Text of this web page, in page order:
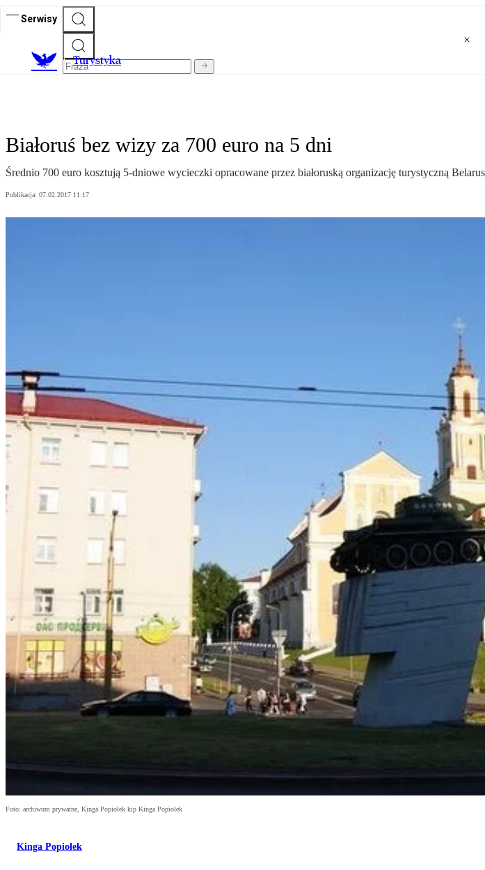
Serwisy
Turystyka
Białoruś bez wizy za 700 euro na 5 dni
Średnio 700 euro kosztują 5-dniowe wycieczki opracowane przez białoruską organizację turystyczną
Publikacja: 07.02.2017 11:17
Foto: archiwum prywatne, Kinga Popiołek kip Kinga Popiołek
Kinga Popiołek